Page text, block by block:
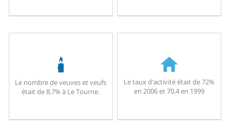
Le nombre de veuves et veufs
était de 8,7% à Le Tourne.
Le taux d'activité était de 72%
en 2006 et 70,4 en 1999